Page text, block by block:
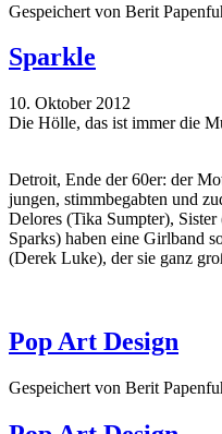
Gespeichert von Berit
Sparkle
10. Oktober 2012
Die Hölle, das ist immer die
Detroit, Ende der 60er: der
jungen, stimmbegabten und
Delores (Tika Sumpter),
Sparks) haben eine Girlband
(Derek Luke), der sie ganz
Pop Art Design
Gespeichert von Berit